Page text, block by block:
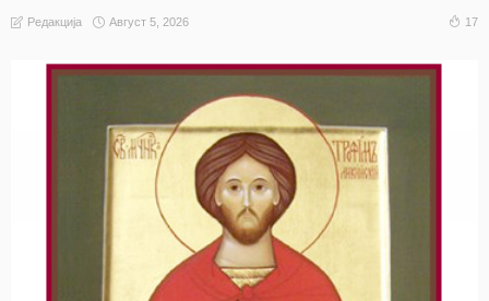
Редакција Август 5, 2026 17